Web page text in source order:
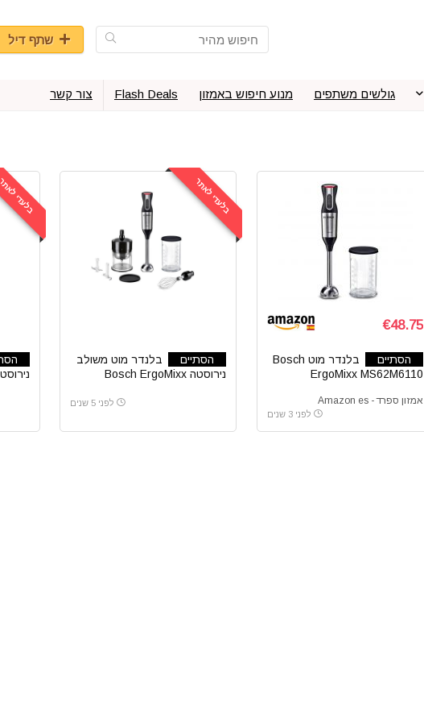
שתף דיל
גולשים משתפים מנוע חיפוש באמזון Flash Deals צור קשר
€48.75
הסתיים
בלנדר מוט Bosch
ErgoMixx MS62M6110
אמזון ספרד - Amazon es
לפני 3 שנים
בלעדי לאתר
הסתיים
בלנדר מוט משולב
נירוסטה Bosch ErgoMixx
לפני 5 שנים
בלעדי